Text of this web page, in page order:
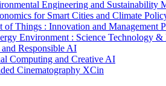
Engineering and Sustainability
for Smart Cities and Climate
Things : Innovation and Management
Environment : Science Technology &
Responsible AI
Computing and Creative AI
Cinematography XCin